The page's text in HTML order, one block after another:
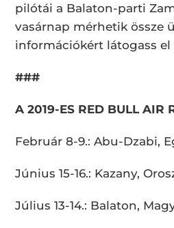
pilótái a Balaton-parti
vasárnap mérhetik össze
információkért látogass el
###
A 2019-ES RED BULL AIR
Február 8-9.: Abu-Dzabi,
Június 15-16.: Kazany,
Július 13-14.: Balaton,